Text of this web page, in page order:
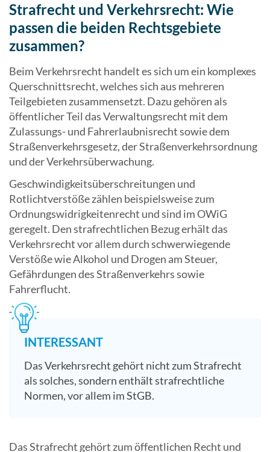
Strafrecht und Verkehrsrecht: Wie
passen die beiden Rechtsgebiete
zusammen?
Beim Verkehrsrecht handelt es sich um ein komplexes
Querschnittsrecht, welches sich aus mehreren
Teilgebieten zusammensetzt. Dazu gehören als
öffentlicher Teil das Verwaltungsrecht mit dem
Zulassungs- und Fahrerlaubnisrecht sowie dem
Straßenverkehrsgesetz, der Straßenverkehrsordnung
und der Verkehrsüberwachung.
Geschwindigkeitsüberschreitungen und
Rotlichtverstöße zählen beispielsweise zum
Ordnungswidrigkeitenrecht und sind im OWiG
geregelt. Den strafrechtlichen Bezug erhält das
Verkehrsrecht vor allem durch schwerwiegende
Verstöße wie Alkohol und Drogen am Steuer,
Gefährdungen des Straßenverkehrs sowie
Fahrerflucht.
INTERESSANT
Das Verkehrsrecht gehört nicht zum Strafrecht
als solches, sondern enthält strafrechtliche
Normen, vor allem im StGB.
Das Strafrecht gehört zum öffentlichen Recht und